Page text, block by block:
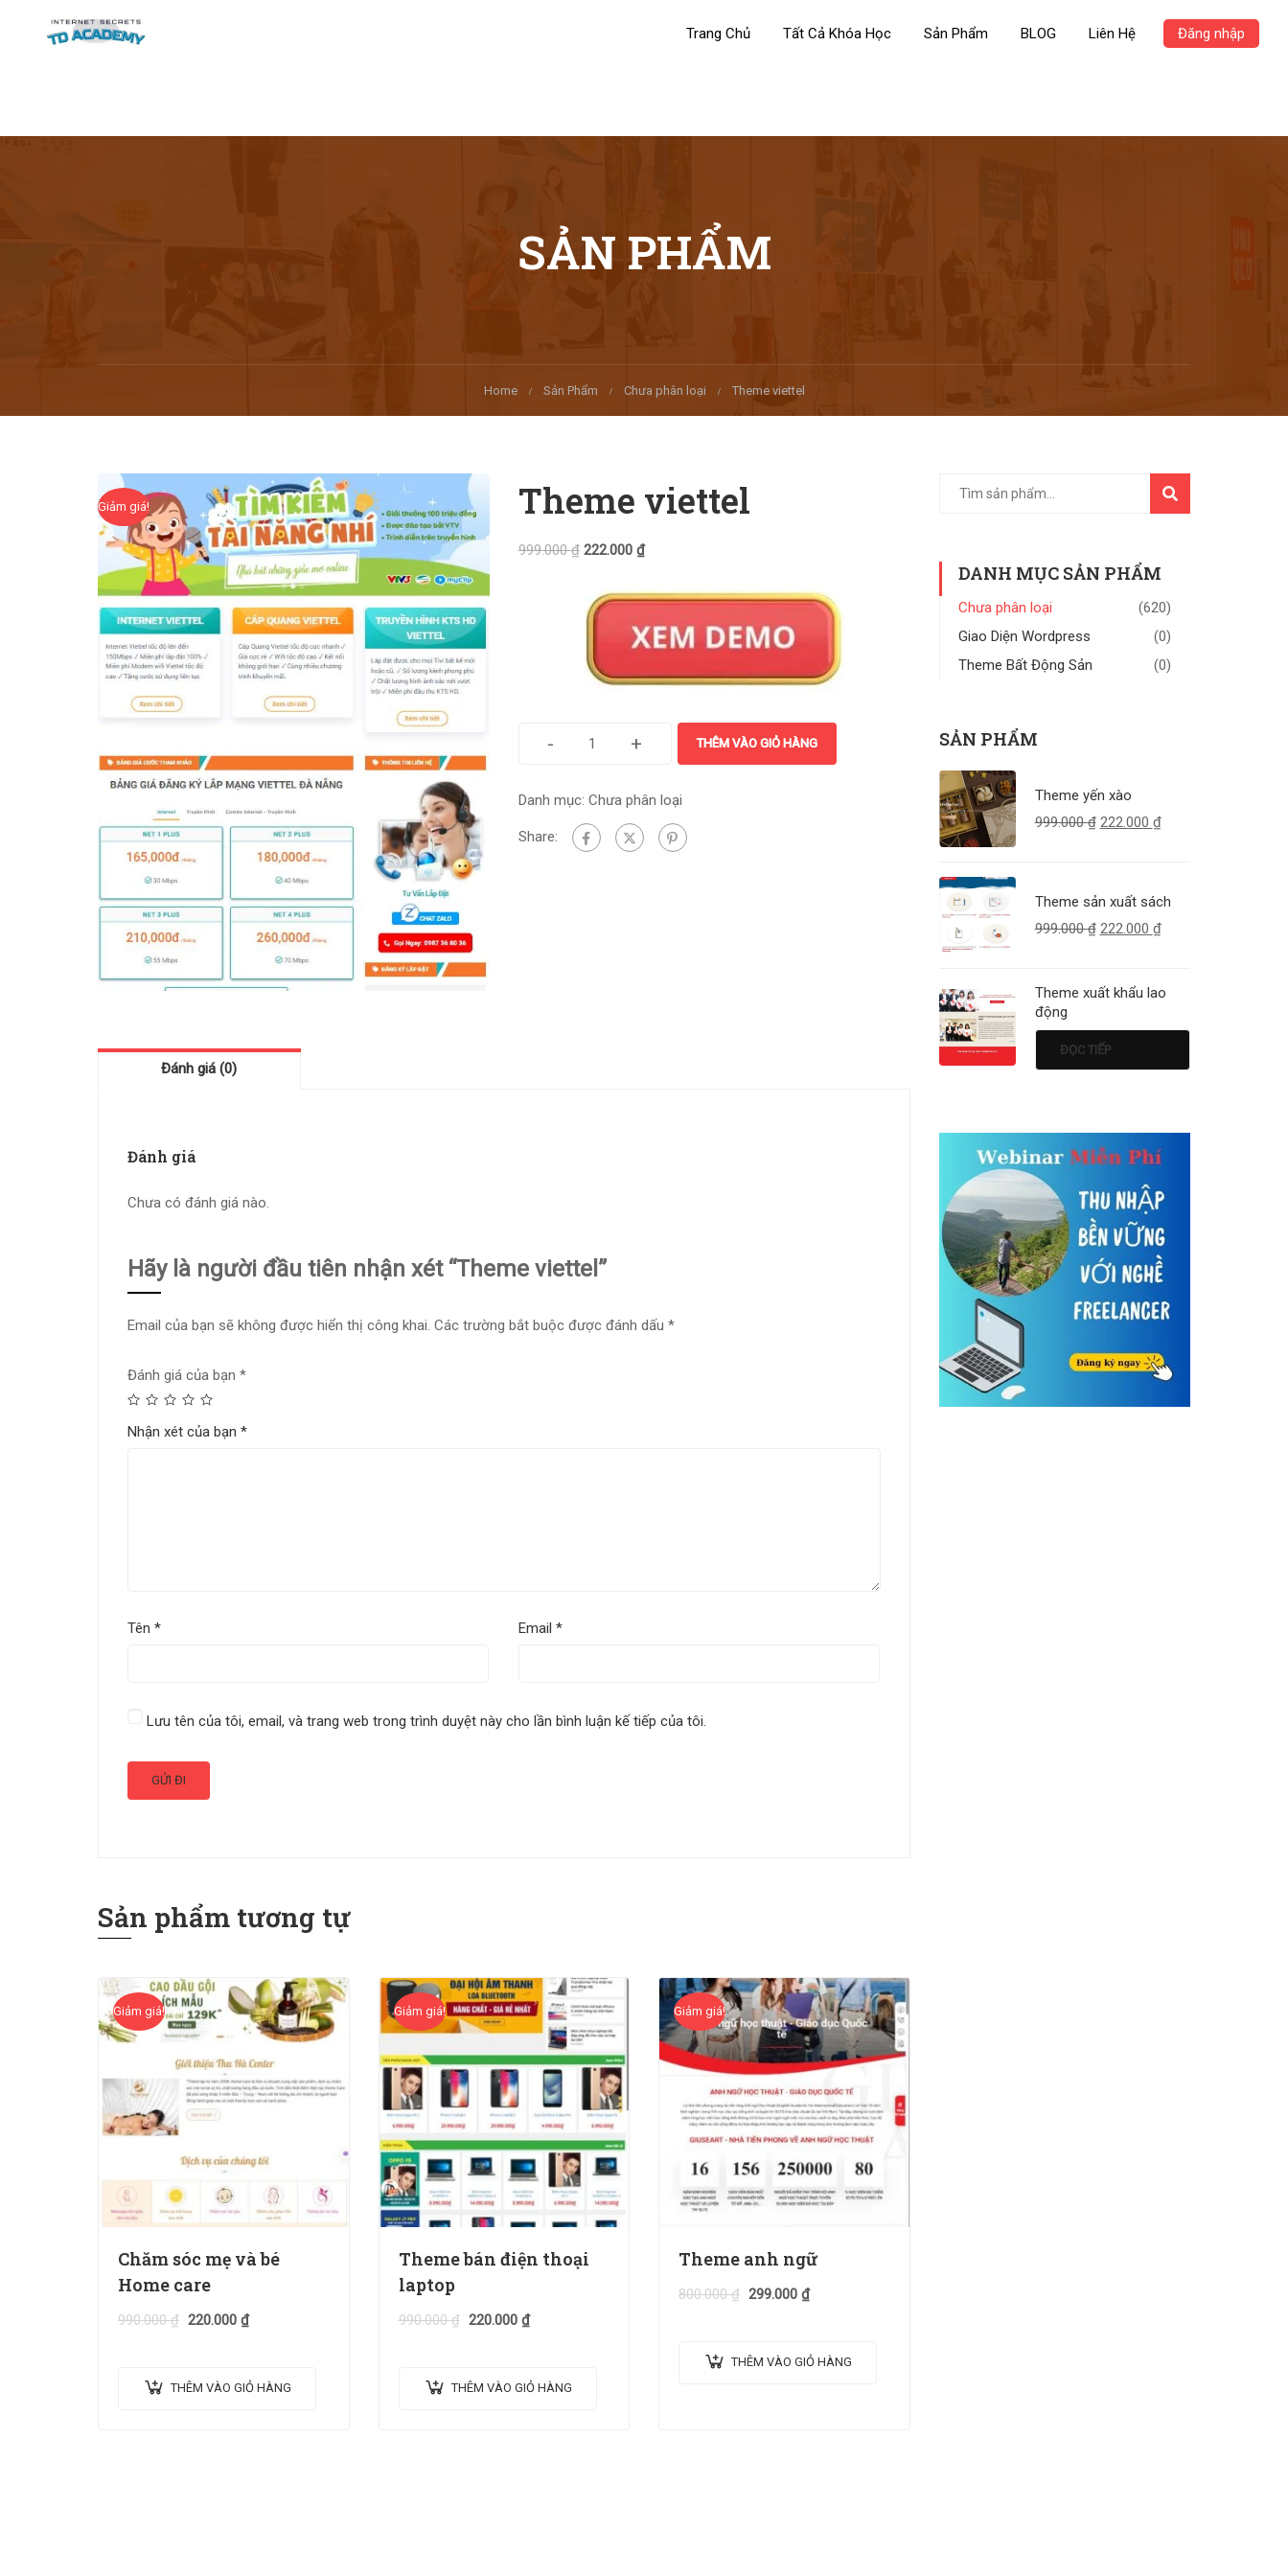
Trang Chủ Tất Cả Khóa Học Sản Phẩm BLOG Liên Hệ Đăng nhập
SẢN PHẨM
Home Sản Phẩm Chưa phân loại Theme viettel
Giảm giá! Theme viettel
999.000₫ 222.000 ₫
- + THÊM VÀO GIỎ HÀNG
Danh mục: Chưa phân loại
Share:
Đánh giá (0)
Đánh giá
Chưa có đánh giá nào.
Hãy là người đầu tiên nhận xét “Theme viettel”
Email của bạn sẽ không được hiển thị công khai. Các trường bắt buộc được đánh dấu *
Đánh giá của bạn *
Nhận xét của bạn *
Tên * Email*
Lưu tên của tôi, email, và trang web trong trình duyệt này cho lần bình luận kế tiếp của tôi.
Sản phẩm tương tự
Giảm giá!
Chăm sóc mẹ và bé
Home care
990.000₫ 220.000 ₫
THÊM VÀO GIỎ HÀNG
Giảm giá!
Theme bán điện thoại
laptop
990.000₫ 220.000 ₫
THÊM VÀO GIỎ HÀNG
Giảm giá!
Theme anh ngữ
800.000₫ 299.000 ₫
THÊM VÀO GIỎ HÀNG
TÌM
KIẾM
DANH MỤC SẢN PHẨM
Chưa phân loại
(620)
Giao Diện Wordpress
(0)
Theme Bất Động Sản
(0)
SẢN PHẨM
Theme yến xào
999.000₫ 222.000 ₫
Theme sản xuất sách
999.000₫ 222.000 ₫
Theme xuất khẩu lao
động
ĐỌC TIẾP